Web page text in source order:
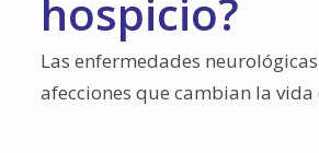
hospicio?
Las enfermedades
afecciones que cambian la